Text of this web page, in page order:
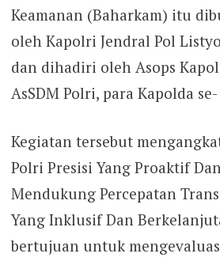
Keamanan (Baharkam) itu
oleh Kapolri Jendral Pol
dan dihadiri oleh Asops
AsSDM Polri, para Kapolda
Kegiatan tersebut
Polri Presisi Yang Proaktif
Mendukung Percepatan
Yang Inklusif Dan
bertujuan untuk